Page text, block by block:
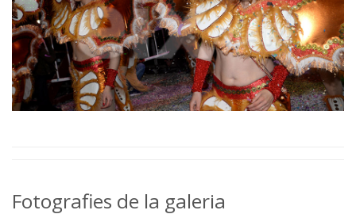
Fotografies de la galeria